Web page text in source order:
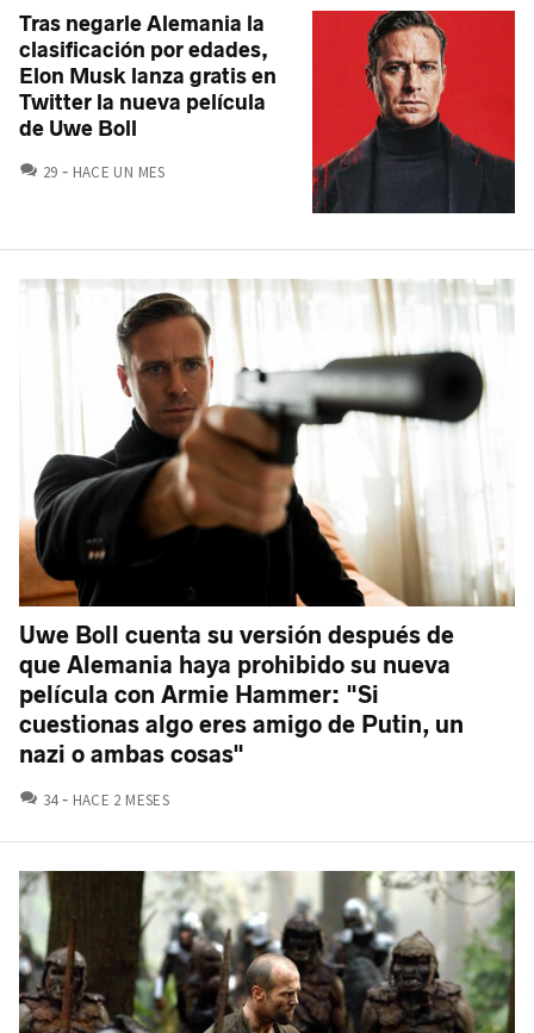
Tras negarle Alemania la
clasificación por edades,
Elon Musk lanza gratis en
Twitter la nueva película
de Uwe Boll
29 COMENTARIOS
HACE UN MES
Uwe Boll cuenta su versión después de
que Alemania haya prohibido su nueva
película con Armie Hammer: "Si
cuestionas algo eres amigo de Putin, un
nazi o ambas cosas"
34 COMENTARIOS
HACE 2 MESES